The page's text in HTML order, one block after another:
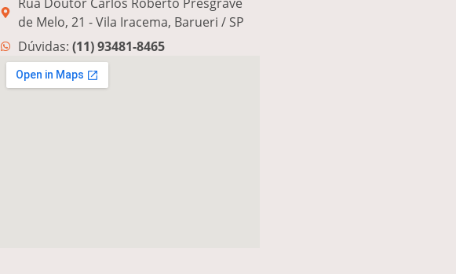
de Melo, 21 - Vila Iracema, Barueri / SP
Dúvidas: (11) 93481-8465